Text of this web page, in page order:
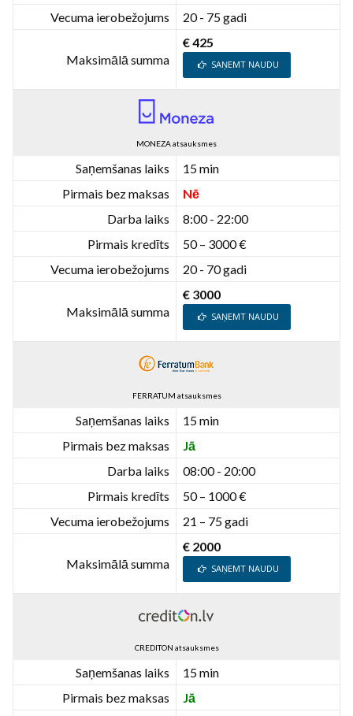
Vecuma ierobežojums
20 - 75 gadi
Maksimālā summa
€ 425
SAŅEMT NAUDU
MONEZA atsauksmes
Saņemšanas laiks
15 min
Pirmais bez maksas
Nē
Darba laiks
8:00 - 22:00
Pirmais kredīts
50 – 3000 €
Vecuma ierobežojums
20 - 70 gadi
Maksimālā summa
€ 3000
SAŅEMT NAUDU
FERRATUM atsauksmes
Saņemšanas laiks
15 min
Pirmais bez maksas
Jā
Darba laiks
08:00 - 20:00
Pirmais kredīts
50 – 1000 €
Vecuma ierobežojums
21 – 75 gadi
Maksimālā summa
€ 2000
SAŅEMT NAUDU
CREDITON atsauksmes
Saņemšanas laiks
15 min
Pirmais bez maksas
Jā